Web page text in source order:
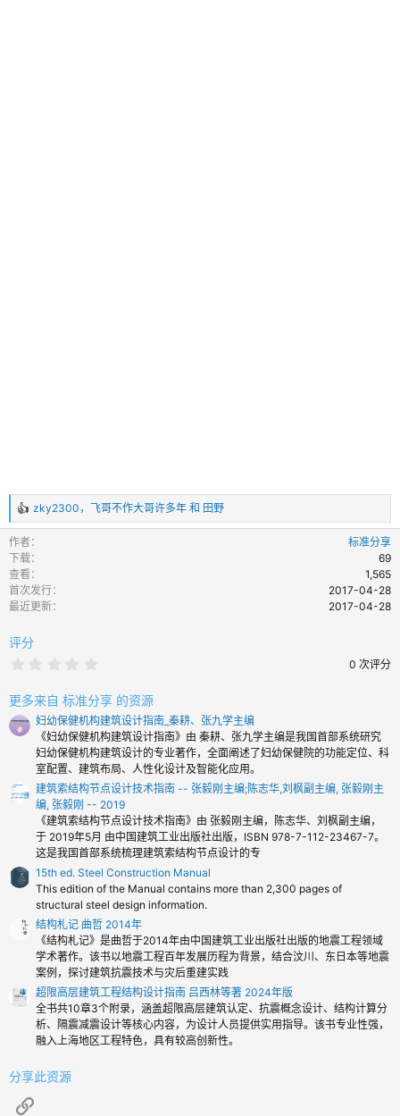
反
馈
：
zky2300 ， 飞哥不作大哥许多年 和 田野
作者
标准分享
下载
69
查看
1,565
首次发行
2017-04-28
最近更新
2017-04-28
评分
0
颗
星
0 次评分
更多来自 标准分享 的资源
妇幼保健机构建筑设计指南_秦耕、张九学主编
《妇幼保健机构建筑设计指南》由 秦耕、张九学主编是我国首部系统研究
妇幼保健机构建筑设计的专业著作，全面阐述了妇幼保健院的功能定位、科
室配置、建筑布局、人性化设计及智能化应用。
建筑索结构节点设计技术指南 -- 张毅刚主编;陈志华,刘枫副主编, 张毅刚主
编, 张毅刚 -- 2019
《建筑索结构节点设计技术指南》由 张毅刚主编，陈志华、刘枫副主编，
于 2019年5月 由中国建筑工业出版社出版，ISBN 978-7-112-23467-7。
这是我国首部系统梳理建筑索结构节点设计的专
15th ed. Steel Construction Manual
This edition of the Manual contains more than 2,300 pages of
structural steel design information.
结构札记 曲哲 2014年
《结构札记》是曲哲于2014年由中国建筑工业出版社出版的地震工程领域
学术著作。该书以地震工程百年发展历程为背景，结合汶川、东日本等地震
案例，探讨建筑抗震技术与灾后重建实践
超限高层建筑工程结构设计指南 吕西林等著 2024年版
全书共10章3个附录，涵盖超限高层建筑认定、抗震概念设计、结构计算分
析、隔震减震设计等核心内容，为设计人员提供实用指导。该书专业性强，
融入上海地区工程特色，具有较高创新性。
分享此资源
链接